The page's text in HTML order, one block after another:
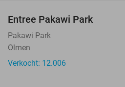
Entree Pakawi Park
Pakawi Park
Olmen
Verkocht: 12.006